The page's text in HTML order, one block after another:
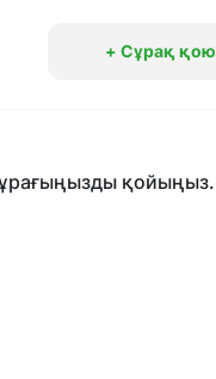
+ Сұрақ қою
қойыңыз.